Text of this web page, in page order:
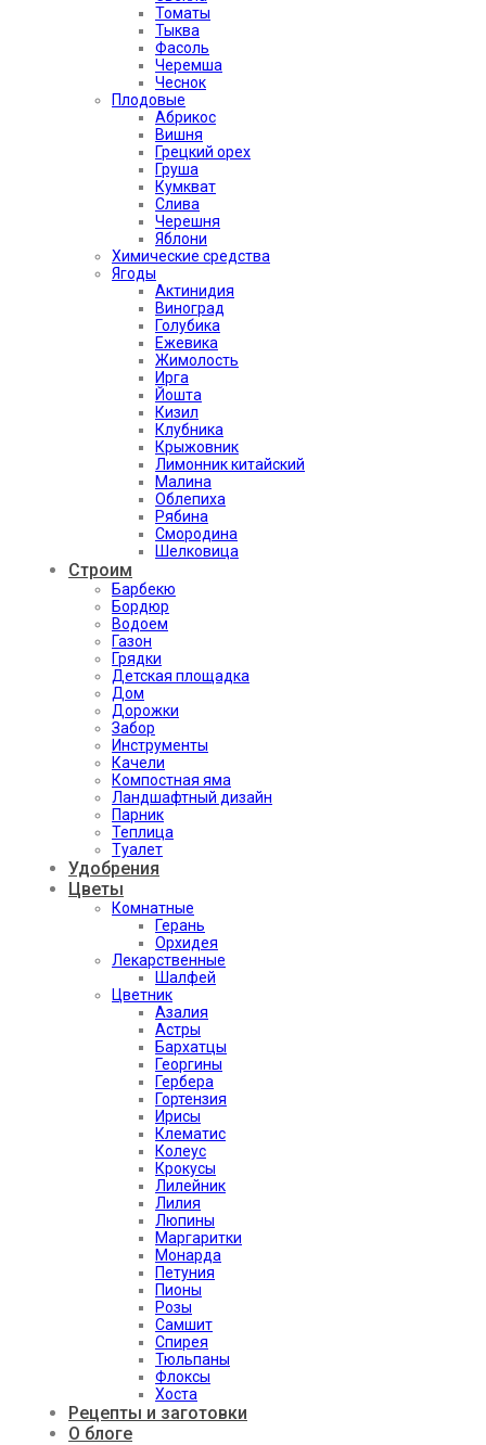
Томаты
Тыква
Фасоль
Черемша
Чеснок
Плодовые
Абрикос
Вишня
Грецкий орех
Груша
Кумкват
Слива
Черешня
Яблони
Химические средства
Ягоды
Актинидия
Виноград
Голубика
Ежевика
Жимолость
Ирга
Йошта
Кизил
Клубника
Крыжовник
Лимонник китайский
Малина
Облепиха
Рябина
Смородина
Шелковица
Строим
Барбекю
Бордюр
Водоем
Газон
Грядки
Детская площадка
Дом
Дорожки
Забор
Инструменты
Качели
Компостная яма
Ландшафтный дизайн
Парник
Теплица
Туалет
Удобрения
Цветы
Комнатные
Герань
Орхидея
Лекарственные
Шалфей
Цветник
Азалия
Астры
Бархатцы
Георгины
Гербера
Гортензия
Ирисы
Клематис
Колеус
Крокусы
Лилейник
Лилия
Люпины
Маргаритки
Монарда
Петуния
Пионы
Розы
Самшит
Спирея
Тюльпаны
Флоксы
Хоста
Рецепты и заготовки
О блоге